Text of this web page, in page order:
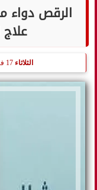
الرقص دواء
الثلاثاء